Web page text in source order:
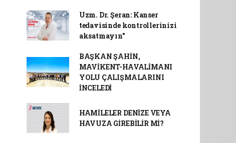
Uzm. Dr. Şeran: Kanser
tedavisinde kontrollerinizi
aksatmayın"
BAŞKAN ŞAHİN,
MAVİKENT-HAVALİMANI
YOLU ÇALIŞMALARINI
İNCELEDİ
HAMİLELER DENİZE VEYA
HAVUZA GİREBİLİR Mİ?